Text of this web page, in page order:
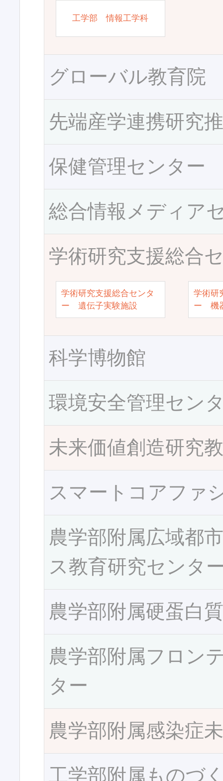
工学部 情報工学科
グローバル教育院
先端産学連携研究
保健管理センター
総合情報メディア
学術研究支援総合
学術研究支援総合センタ
ー 遺伝子実験施設
学術研
ー 機
科学博物館
環境安全管理セン
未来価値創造研究
スマートコアファ
農学部附属広域都
ス教育研究センタ
農学部附属硬蛋白
農学部附属フロン
ター
農学部附属感染症
工学部附属ものづ